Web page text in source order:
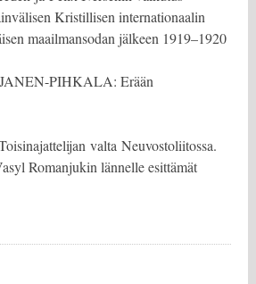
Kristillisen internationaalin
maailmansodan jälkeen 1919–1920
PIHKALA: Erään
valta Neuvostoliitossa.
Romanjukin lännelle esittämät